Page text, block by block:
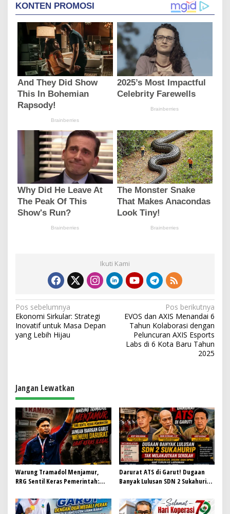
Ikuti Kami
N
a
v
a
s
i
p
o
s
Pos sebelumnya
Ekonomi Sirkular: Strategi
Inovatif untuk Masa Depan
yang Lebih Hijau
Pos berikutnya
EVOS dan AXIS Menandai 6
Tahun Kolaborasi dengan
Peluncuran AXIS Esports
Labs di 6 Kota Baru Tahun
2025
Jangan Lewatkan
Warung Tramadol Menjamur,
RRG Sentil Keras Pemerintah:
Darurat Obat Keras Ilegal
Darurat ATS di Garut! Dugaan
Banyak Lulusan SDN 2 Sukahurip
Pendidikan, Disdik dan DPRD Siap
Turun ke Lapangan